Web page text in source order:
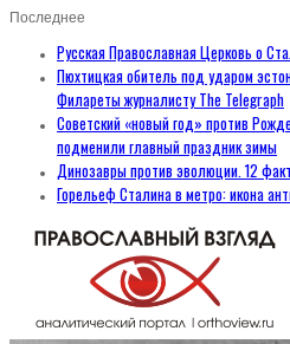
Последнее
Русская Православная Церковь о
Пюхтицкая обитель под ударом
Филареты журналисту The Telegraph
Советский «новый год» против
подменили главный праздник зимы
Динозавры против эволюции. 12
Горельеф Сталина в метро: икона